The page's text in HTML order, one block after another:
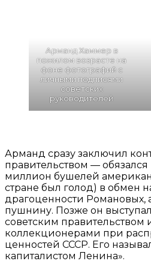
Арманд Хаммер в
пожилом возрасте на
фоне фотографий с
личными подписями
советских
руководителей
Арманд сразу заключил
правительством —
миллион бушелей
стране был голод) в обмен
драгоценности Романовых,
пушнину. Позже он
советским
коллекционерами при
ценностей СССР. Его
капиталистом Ленина».